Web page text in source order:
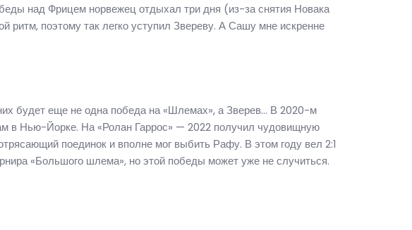
над Фрицем норвежец отдыхал три дня (из-за снятия Новака
поэтому так легко уступил Звереву. А Сашу мне искренне
будет еще не одна победа на «Шлемах», а Зверев… В 2020-м
в Нью-Йорке. На «Ролан Гаррос» — 2022 получил чудовищную
поединок и вполне мог выбить Рафу. В этом году вел 2:1
«Большого шлема», но этой победы может уже не случиться.